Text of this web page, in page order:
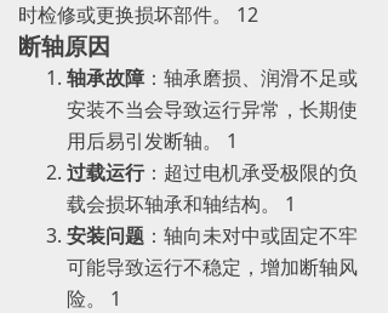
时检修或更换损坏部件。 ‌12
断轴原因
轴承故障 ‌：轴承磨损、润滑不足或
安装不当会导致运行异常，长期使
用后易引发断轴。 ‌1
过载运行‌：超过电机承受极限的负
载会损坏轴承和轴结构。 ‌1
安装问题 ‌：轴向未对中或固定不牢
可能导致运行不稳定，增加断轴风
险。 ‌1